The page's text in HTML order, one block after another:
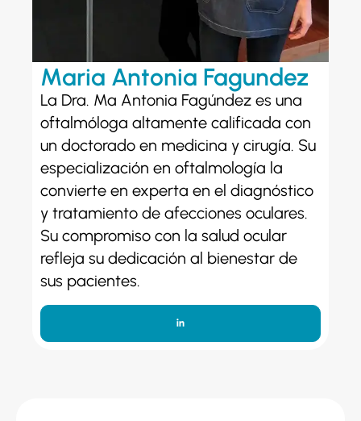
Maria Antonia Fagundez
La Dra. Mª Antonia Fagúndez es una
oftalmóloga altamente calificada con
un doctorado en medicina y cirugía. Su
especialización en oftalmología la
convierte en experta en el diagnóstico
y tratamiento de afecciones oculares.
Su compromiso con la salud ocular
refleja su dedicación al bienestar de
sus pacientes.